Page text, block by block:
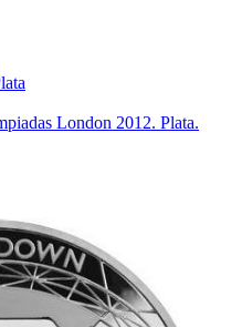
London 2012. Plata.